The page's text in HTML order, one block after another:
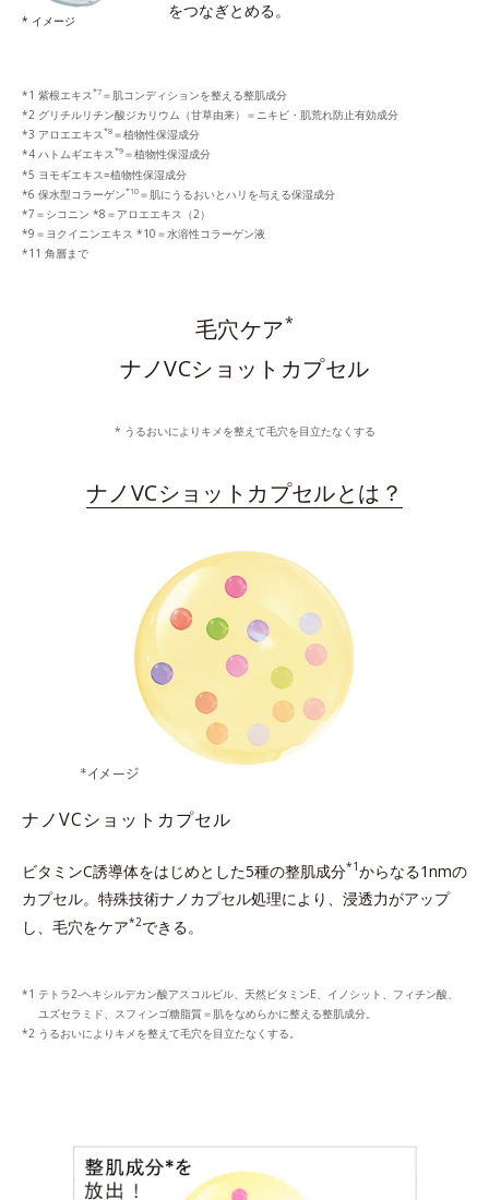
* イメージ をつなぎとめる。
*1 紫根エキス*7 ＝肌コンディションを整える整肌成分
*2 グリチルリチン酸ジカリウム（甘草由来）＝ニキビ・肌荒れ防止有効成分
*3 アロエエキス*8 ＝植物性保湿成分
*4 ハトムギエキス*9 ＝植物性保湿成分
*5 ヨモギエキス=植物性保湿成分
*6 保水型コラーゲン*10 ＝肌にうるおいとハリを与える保湿成分
*7＝シコニン *8＝アロエエキス（2）
*9＝ヨクイニンエキス *10＝水溶性コラーゲン液
*11 角層まで
毛穴ケア*
ナノVCショットカプセル
* うるおいによりキメを整えて毛穴を目立たなくする
ナノVCショットカプセルとは？
ナノVCショットカプセル
ビタミンC誘導体をはじめとした5種の整肌成分*1からなる1nmの
カプセル。 特殊技術ナノカプセル処理により、浸透力がアップ
し、毛穴をケア*2できる。
テトラ2-ヘキシルデカン酸アスコルビル、天然ビタミンE、イノシット、フィチン酸、
ユズセラミド、スフィンゴ糖脂質＝肌をなめらかに整える整肌成分。
うるおいによりキメを整えて毛穴を目立たなくする。